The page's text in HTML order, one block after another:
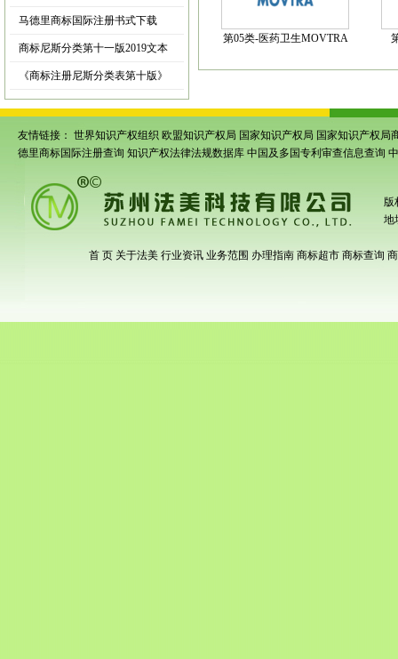
马德里商标国际注册书式下载
商标尼斯分类第十一版2019文本
《商标注册尼斯分类表第十版》
第05类-医药卫生MOVTRA
友情链接： 世界知识产权组织 欧盟知识产权局 国家知识产权局 国家知识产权局
德里商标国际注册查询 知识产权法律法规数据库 中国及多国专利审查信息查询
版
地
首 页 关于法美 行业资讯 业务范围 办理指南 商标超市 商标查询